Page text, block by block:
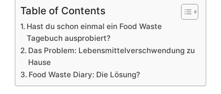
Table of Contents
Hast du schon einmal ein Food Waste
Tagebuch ausprobiert?
Das Problem: Lebensmittelverschwendung zu
Hause
Food Waste Diary: Die Lösung?